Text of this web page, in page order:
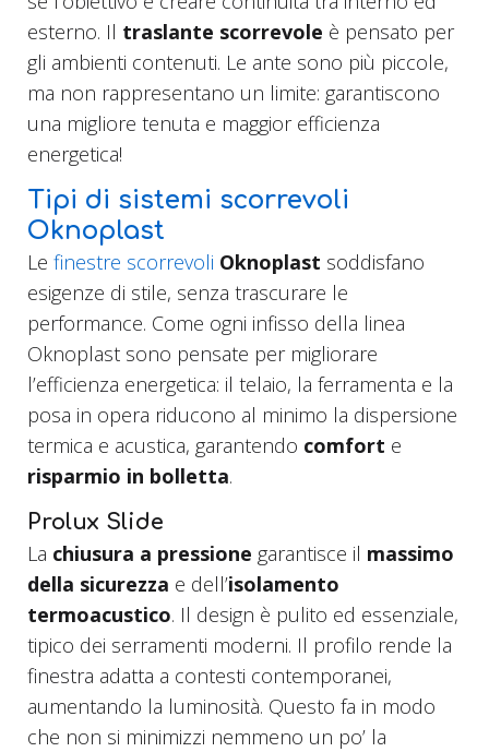
esterno. Il traslante scorrevole è pensato per
gli ambienti contenuti. Le ante sono più piccole,
ma non rappresentano un limite: garantiscono
una migliore tenuta e maggior efficienza
energetica!
Tipi di sistemi scorrevoli
Oknoplast
Le finestre scorrevoli Oknoplast soddisfano
esigenze di stile, senza trascurare le
performance. Come ogni infisso della linea
Oknoplast sono pensate per migliorare
l’efficienza energetica: il telaio, la ferramenta e la
posa in opera riducono al minimo la dispersione
termica e acustica, garantendo comfort e
risparmio in bolletta.
Prolux Slide
La chiusura a pressione garantisce il massimo
della sicurezza e dell’isolamento
termoacustico. Il design è pulito ed essenziale,
tipico dei serramenti moderni. Il profilo rende la
finestra adatta a contesti contemporanei,
aumentando la luminosità. Questo fa in modo
che non si minimizzi nemmeno un po’ la